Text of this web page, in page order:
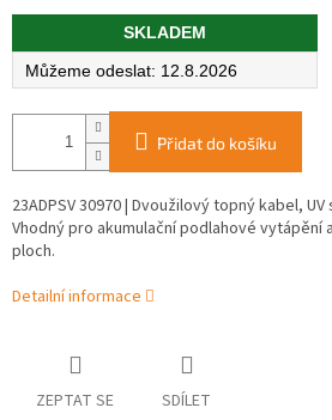
Měrná
SKLADEM
12.8.2026
Přidat do košíku
23ADPSV 30970 | Dvoužilový topný kabel, UV
Vhodný pro akumulační podlahové vytápění
ploch.
Detailní informace
ZEPTAT SE SDÍLET